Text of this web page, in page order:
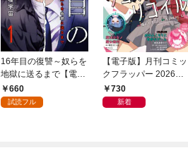
16年目の復讐～奴らを
地獄に送るまで【電子
単行本版】１
660
試読フル
【電子版】月刊コミッ
クフラッパー 2026年9
月号730
新着